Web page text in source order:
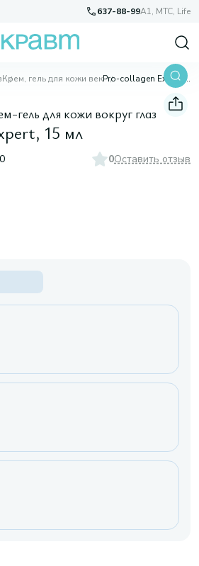
637-88-99A1, МТС, Life
Крем, гель для кожи век Pro-collagen Expert, 15 мл
гель для кожи вокруг глаз
15 мл
0Оставить отзыв